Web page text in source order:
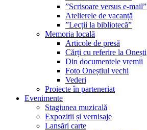
”Scrisoare versus e-mail”
Atelierele de vacanță
”Lecții la bibliotecă”
Memoria locală
Articole de presă
Cărți cu referire la Onești
Din documentele vremii
Foto Oneștiul vechi
Vederi
Proiecte în parteneriat
Evenimente
Stagiunea muzicală
Expoziții și vernisaje
Lansări carte